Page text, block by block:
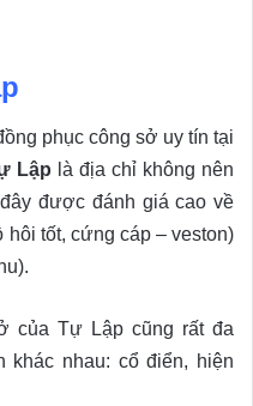
phục công sở uy tín tại
Lập là địa chỉ không nên
được đánh giá cao về
hôi tốt, cứng cáp – veston)
của Tự Lập cũng rất đa
khác nhau: cổ điển, hiện